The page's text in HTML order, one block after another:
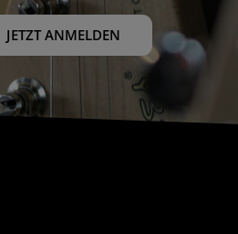
JETZT ANMELDEN